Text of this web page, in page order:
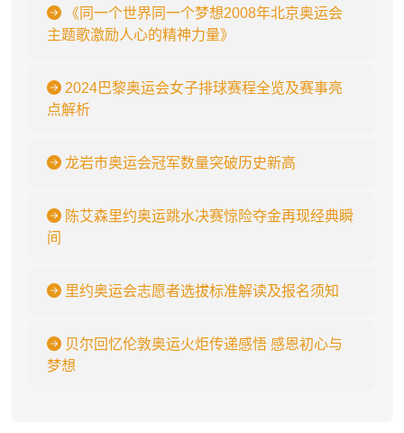
《同一个世界同一个梦想2008年北京奥运会
主题歌激励人心的精神力量》
2024巴黎奥运会女子排球赛程全览及赛事亮
点解析
龙岩市奥运会冠军数量突破历史新高
陈艾森里约奥运跳水决赛惊险夺金再现经典瞬
间
里约奥运会志愿者选拔标准解读及报名须知
贝尔回忆伦敦奥运火炬传递感悟 感恩初心与
梦想